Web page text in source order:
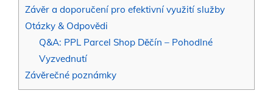
Závěr a doporučení pro efektivní využití služby
Otázky & Odpovědi
Q&A: PPL Parcel Shop Děčín – Pohodlné
Vyzvednutí
Závěrečné poznámky